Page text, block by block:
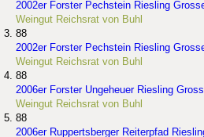
2002er Forster Pechstein Riesling
Weingut Reichsrat von Buhl
88
2002er Forster Pechstein Riesling
Weingut Reichsrat von Buhl
88
2006er Forster Ungeheuer Riesling
Weingut Reichsrat von Buhl
88
2006er Ruppertsberger Reiterpfad